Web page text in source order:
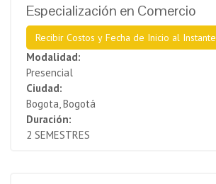
Especialización en Comercio
Recibir Costos y Fecha de Inicio al Instante
Modalidad:
Presencial
Ciudad:
Bogota, Bogotá
Duración:
2 SEMESTRES